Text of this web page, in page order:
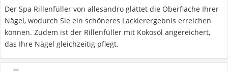
Der Spa Rillenfüller von allesandro glättet die Oberfläche Ihrer
Nägel, wodurch Sie ein schöneres Lackierergebnis erreichen
können. Zudem ist der Rillenfüller mit Kokosöl angereichert,
das Ihre Nägel gleichzeitig pflegt.